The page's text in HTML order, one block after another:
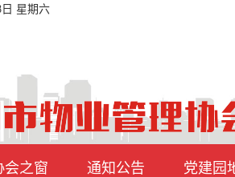
日 星期六
会之窗 通知公告 党建园